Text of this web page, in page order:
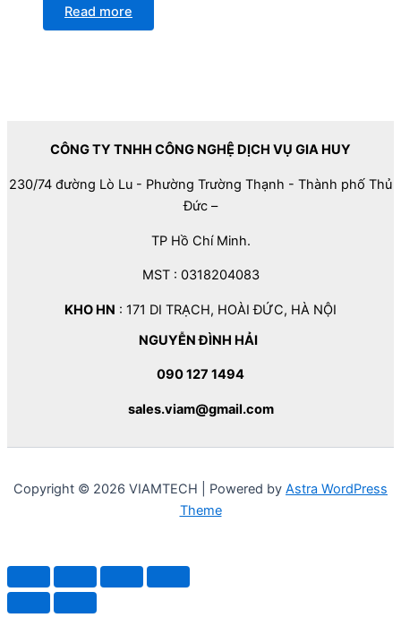
Read more
CÔNG TY TNHH CÔNG NGHỆ DỊCH VỤ GIA HUY
230/74 đường Lò Lu - Phường Trường Thạnh - Thành phố Thủ
Đức –
TP Hồ Chí Minh.
MST : 0318204083
KHO HN : 171 DI TRẠCH, HOÀI ĐỨC, HÀ NỘI
NGUYỄN ĐÌNH HẢI
090 127 1494
sales.viam@gmail.com
Copyright © 2026 VIAMTECH | Powered by Astra WordPress
Theme